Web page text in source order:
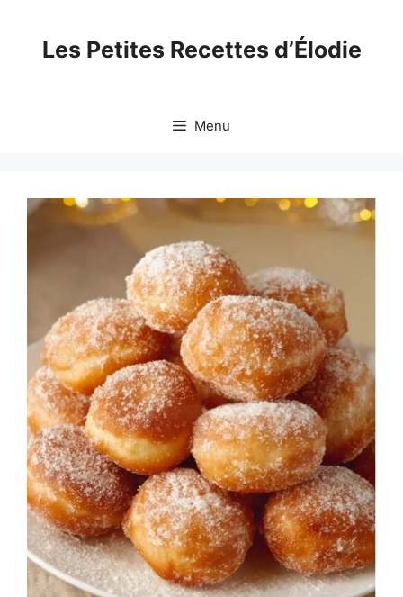
contentLes Petites Recettes d’Élodie
Menu